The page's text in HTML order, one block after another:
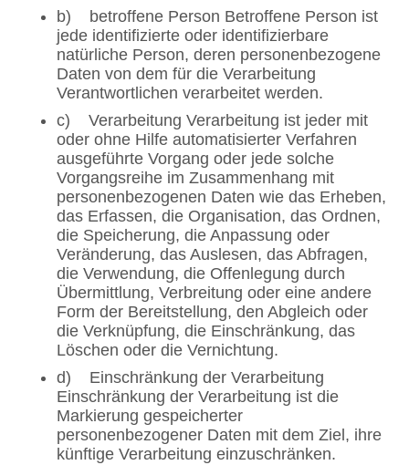
b) betroffene Person Betroffene Person ist
jede identifizierte oder identifizierbare
natürliche Person, deren personenbezogene
Daten von dem für die Verarbeitung
Verantwortlichen verarbeitet werden.
c) Verarbeitung Verarbeitung ist jeder mit
oder ohne Hilfe automatisierter Verfahren
ausgeführte Vorgang oder jede solche
Vorgangsreihe im Zusammenhang mit
personenbezogenen Daten wie das Erheben,
das Erfassen, die Organisation, das Ordnen,
die Speicherung, die Anpassung oder
Veränderung, das Auslesen, das Abfragen,
die Verwendung, die Offenlegung durch
Übermittlung, Verbreitung oder eine andere
Form der Bereitstellung, den Abgleich oder
die Verknüpfung, die Einschränkung, das
Löschen oder die Vernichtung.
d) Einschränkung der Verarbeitung
Einschränkung der Verarbeitung ist die
Markierung gespeicherter
personenbezogener Daten mit dem Ziel, ihre
künftige Verarbeitung einzuschränken.